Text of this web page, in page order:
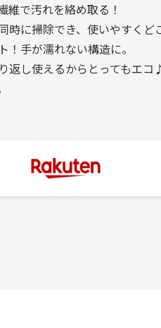
維で汚れを絡め取る！
時に掃除でき、使いやすくど
！手が濡れない構造に。
返し使えるからとってもエコ